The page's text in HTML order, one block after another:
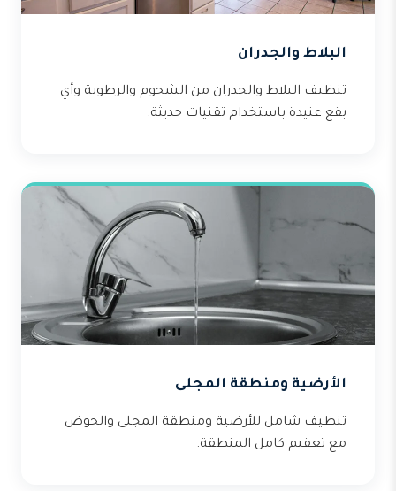
البلاط والجدران
تنظيف البلاط والجدران من الشحوم والرطوبة وأي
بقع عنيدة باستخدام تقنيات حديثة.
الأرضية ومنطقة المجلى
تنظيف شامل للأرضية ومنطقة المجلى والحوض
مع تعقيم كامل المنطقة.